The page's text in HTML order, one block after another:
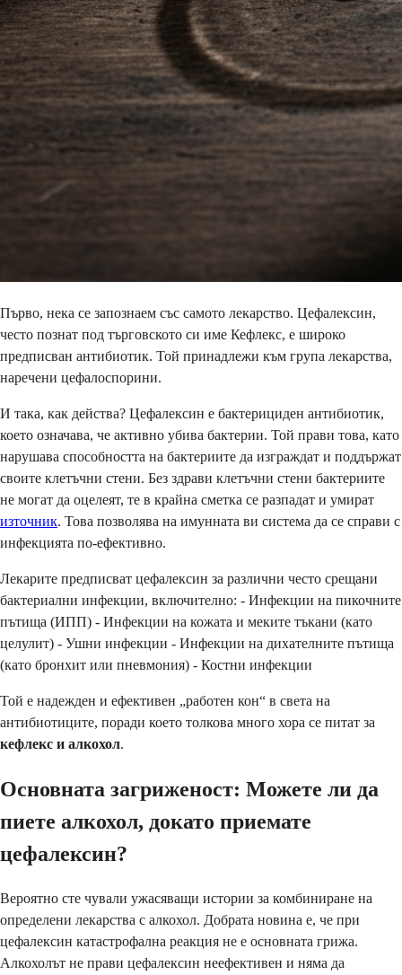
Първо, нека се запознаем със самото лекарство. Цефалексин,
често познат под търговското си име Кефлекс, е широко
предписван антибиотик. Той принадлежи към група лекарства,
наречени цефалоспорини.
И така, как действа? Цефалексин е бактерициден антибиотик,
което означава, че активно убива бактерии. Той прави това, като
нарушава способността на бактериите да изграждат и поддържат
своите клетъчни стени. Без здрави клетъчни стени бактериите
не могат да оцелеят, те в крайна сметка се разпадат и умират
източник. Това позволява на имунната ви система да се справи с
инфекцията по-ефективно.
Лекарите предписват цефалексин за различни често срещани
бактериални инфекции, включително: - Инфекции на пикочните
пътища (ИПП) - Инфекции на кожата и меките тъкани (като
целулит) - Ушни инфекции - Инфекции на дихателните пътища
(като бронхит или пневмония) - Костни инфекции
Той е надежден и ефективен „работен кон“ в света на
антибиотиците, поради което толкова много хора се питат за
кефлекс и алкохол.
Основната загриженост: Можете ли да
пиете алкохол, докато приемате
цефалексин?
Вероятно сте чували ужасяващи истории за комбиниране на
определени лекарства с алкохол. Добрата новина е, че при
цефалексин катастрофална реакция не е основната грижа.
Алкохолът не прави цефалексин неефективен и няма да